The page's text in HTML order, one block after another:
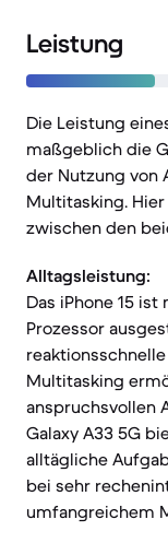
Leistung
Die Leistung
maßgeblich die
der Nutzung von
Multitasking.
zwischen den
Alltagsleistung:
Das iPhone 15
Prozessor
Multitasking
anspruchsvollen
Galaxy A33 5G
alltägliche
bei sehr
umfangreichem